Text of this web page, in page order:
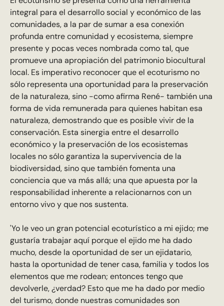
integral para el desarrollo social y económico de las
comunidades, a la par de sumar a esa conexión
profunda entre comunidad y ecosistema, siempre
presente y pocas veces nombrada como tal, que
promueve una apropiación del patrimonio biocultural
local. Es imperativo reconocer que el ecoturismo no
sólo representa una oportunidad para la preservación
de la naturaleza, sino -como afirma René- también una
forma de vida remunerada para quienes habitan esa
naturaleza, demostrando que es posible vivir de la
conservación. Esta sinergia entre el desarrollo
económico y la preservación de los ecosistemas
locales no sólo garantiza la supervivencia de la
biodiversidad, sino que también fomenta una
conciencia que va más allá; una que apuesta por la
responsabilidad inherente a relacionarnos con un
entorno vivo y que nos sustenta.
'Yo le veo un gran potencial ecoturístico a mi ejido; me
gustaría trabajar aquí porque el ejido me ha dado
mucho, desde la oportunidad de ser un ejidatario,
hasta la oportunidad de tener casa, familia y todos los
elementos que me rodean; entonces tengo que
devolverle, ¿verdad? Esto que me ha dado por medio
del turismo, donde nuestras comunidades son